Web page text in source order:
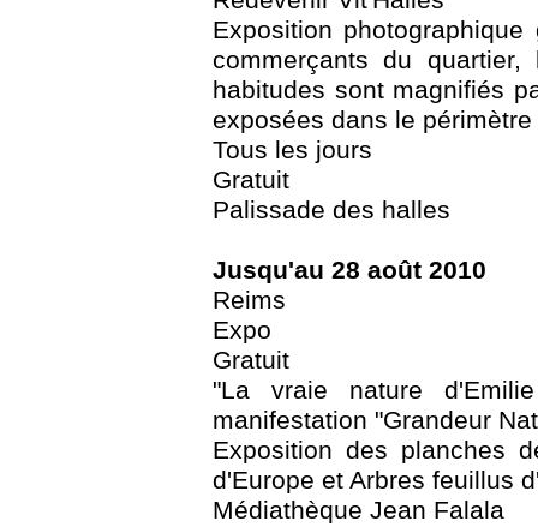
Exposition
commerçants du
habitudes sont magnifiés
exposées dans le
Tous les jours
Gratuit
Palissade des halles
Jusqu'au 28 août 2010
Reims
Expo
Gratuit
"La vraie nature
manifestation "Grandeur
Exposition des planches
d'Europe et Arbres feuillus
Médiathèque Jean Falala